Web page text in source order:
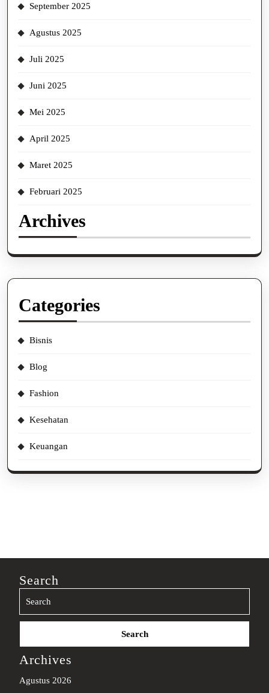
September 2025
Agustus 2025
Juli 2025
Juni 2025
Mei 2025
April 2025
Maret 2025
Februari 2025
Archives
Categories
Bisnis
Blog
Fashion
Kesehatan
Keuangan
Search
Search
Archives
Agustus 2026